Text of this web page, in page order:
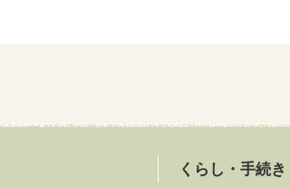
くらし・手続き